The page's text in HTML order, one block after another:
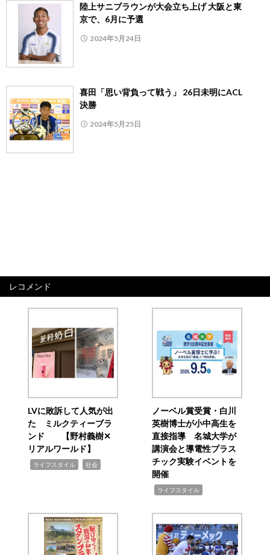
陸上サニブラウンが大会立ち上げ 大阪と東
京で、6月に予選
2024年5月24日
喜田「思い背負って戦う」 26日未明にACL
決勝
2024年5月25日
レコメンド
LVに敗訴して人気が出
た ミルクティーブラ
ンド 【野村義樹✕
リアルワールド】
ライフスタイル 社会
ノーベル賞受賞・白川
英樹博士が小中高生を
直接指導 名城大学が
講演会と導電性プラス
チック実験イベントを
開催
ライフスタイル